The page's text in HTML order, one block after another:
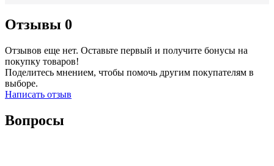
Отзывы 0
Отзывов еще нет. Оставьте первый и получите бонусы на
покупку товаров!
Поделитесь мнением, чтобы помочь другим покупателям в
выборе.
Написать отзыв
Вопросы